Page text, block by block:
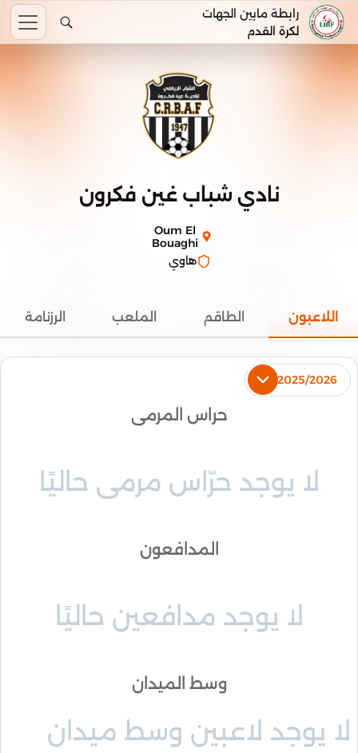
رابطة مابين الجهات
لكرة القدم
نادي شباب غين فكرون
Oum El
Bouaghi
هاوي
اللاعبون الطاقم الملعب الرزنامة
2025/2026
حراس المرمى
لا يوجد حرّاس مرمى حاليًا
المدافعون
لا يوجد مدافعين حاليًا
وسط الميدان
لا يوجد لاعبين وسط ميدان